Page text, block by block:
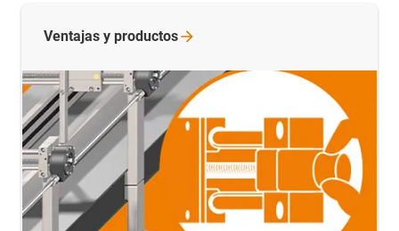
Ventajas y productos